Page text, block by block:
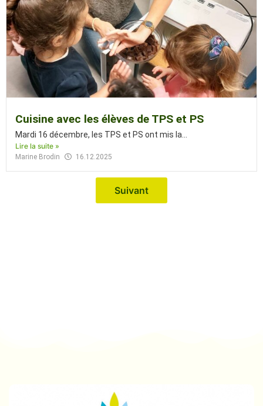
Cuisine avec les élèves de TPS et PS
Mardi 16 décembre, les TPS et PS ont mis la...
Lire la suite »
Marine Brodin 16.12.2025
Suivant